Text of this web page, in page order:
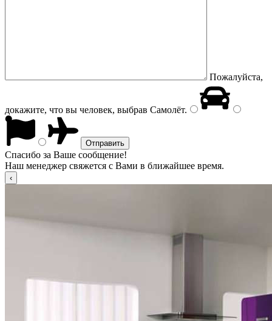
Пожалуйста,
докажите, что вы человек, выбрав Самолёт.
Спасибо за Ваше сообщение!
Наш менеджер свяжется с Вами в ближайшее время.